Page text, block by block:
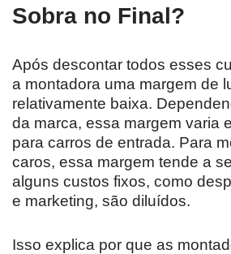
Sobra no Final?
Após descontar todos esses
a montadora uma margem de
relativamente baixa.
da marca, essa margem varia
para carros de entrada. Para
caros, essa margem tende a
alguns custos fixos, como
e marketing, são diluídos.
Isso explica por que as